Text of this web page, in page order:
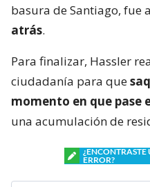
basura de Santiago, fue
atrás.
Para finalizar, Hassler
ciudadanía para que
momento en que pase
una acumulación de
¿ENCONTRASTE
ERROR?